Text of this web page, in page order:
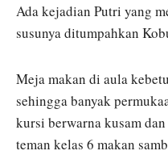
Ada kejadian Putri yang
susunya ditumpahkan
Meja makan di aula
sehingga banyak
kursi berwarna kusam
teman kelas 6 makan